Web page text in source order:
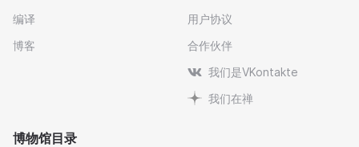
编译
博客
用户协议
合作伙伴
我们是VKontakte
我们在禅
博物馆目录